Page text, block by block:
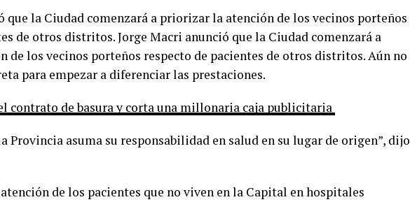
que la Ciudad comenzará a priorizar la atención de los vecinos porteños
de otros distritos. Jorge Macri anunció que la Ciudad comenzará a
de los vecinos porteños respecto de pacientes de otros distritos. Aún no
para empezar a diferenciar las prestaciones.
contrato de basura y corta una millonaria caja publicitaria
Provincia asuma su responsabilidad en salud en su lugar de origen”, dijo
de los pacientes que no viven en la Capital en hospitales